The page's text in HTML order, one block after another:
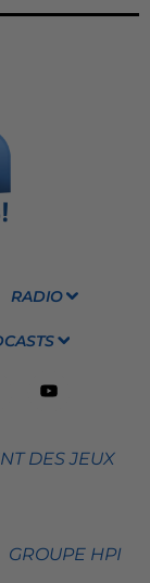
RADIO
DES JEUX
GROUPE HPI